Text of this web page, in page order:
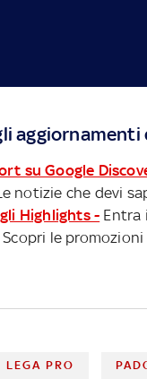
aggiornamenti
su Google
notizie che devi
Highlights - Entra
Scopri le
LEGA PRO